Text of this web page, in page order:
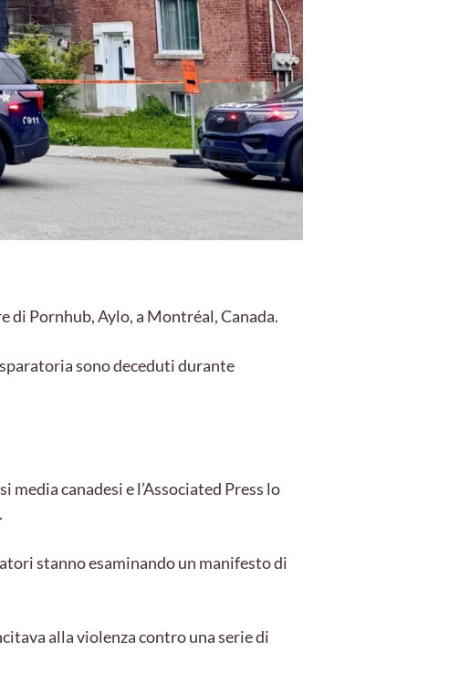
di Pornhub, Aylo, a Montréal, Canada.
sono deceduti durante
canadesi e l’Associated Press lo
stanno esaminando un manifesto di
alla violenza contro una serie di